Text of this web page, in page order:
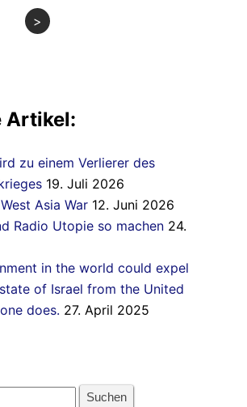
>
Artikel:
zu einem Verlierer des
19. Juli 2026
Asia War 12. Juni 2026
Radio Utopie so machen 24.
in the world could expel
of Israel from the United
does. 27. April 2025